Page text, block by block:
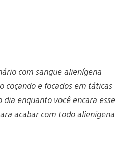
com sangue alienígena
coçando e focados em táticas
enquanto você encara esse
acabar com todo alienígena